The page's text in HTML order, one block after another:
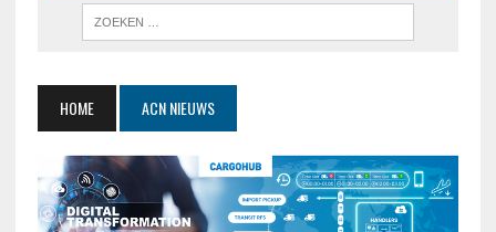
HOME ACN NIEUWS